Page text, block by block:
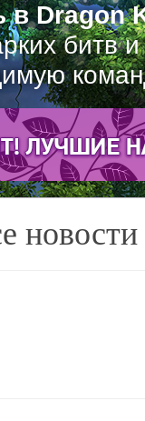
в Dragon
битв
новости